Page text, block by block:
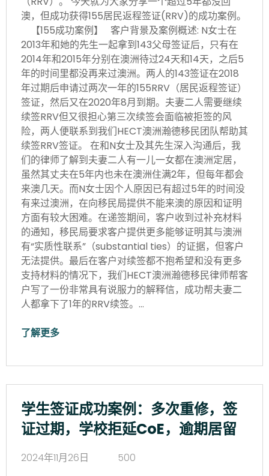
澳，但成功获得155居民返程签证(RRV)的成功案例。
【155成功案例】 客户背景及案例概述: N女士在
2013年和她的先生一起拿到143父母签证后，只有在
2014年和2015年分别在澳洲待过24天和14天，之后5
年的时间里都没再来过澳洲。两人的143签证在2018
年过期后申请过两次一年的155RRV（居民返程签证）
签证，然后又在2020年8月到期。夫妻二人需要继续
续签RRV但又很担心第三次续签会面临被拒签的风
险，两人便联系到我们HECT澳洲瀚德移民团队帮助其
续签RRV签证。 在和N女士及其先生深入沟通后，我
们的律师了解到夫妻二人有一儿一女都在澳洲定居，
虽然其丈夫在5年内也未在澳洲住满2年，但每年都会
来澳几天。而N女士因个人原因已有超过5年的时间没
有来过澳洲，在向移民局提供不能来澳的原因和证明
方面有较大困难。在递签期间，客户收到过补充材料
的通知，移民局要求客户提供更多能够证明其与澳洲
有“实质性联系”（substantial ties）的证据，但客户
无法提供。最后在客户对续签都不抱希望和没有更多
支持材料的情况下，我们HECT澳洲瀚德移民律师帮客
户写了一份非常具有说服力的解释信，成功帮夫妻二
人都拿下了1年的RRV续签。…
了解更多
学生签证成功案例：多次重修，签
证过期，学校拒延CoE，逾期居留
2024年11月26日
500